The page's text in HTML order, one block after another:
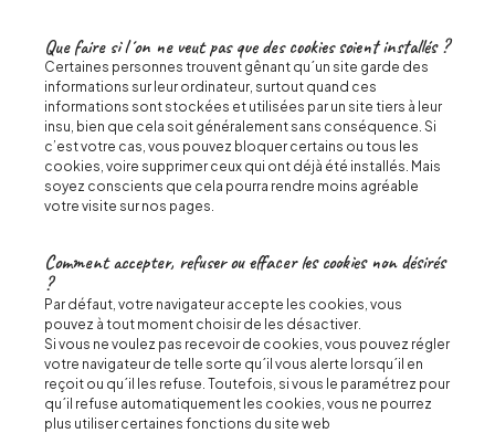
Que faire si l´on ne veut pas que des cookies soient installés ?
Certaines personnes trouvent gênant qu´un site garde des
informations sur leur ordinateur, surtout quand ces
informations sont stockées et utilisées par un site tiers à leur
insu, bien que cela soit généralement sans conséquence. Si
c’est votre cas, vous pouvez bloquer certains ou tous les
cookies, voire supprimer ceux qui ont déjà été installés. Mais
soyez conscients que cela pourra rendre moins agréable
votre visite sur nos pages.
Comment accepter, refuser ou effacer les cookies non désirés
?
Par défaut, votre navigateur accepte les cookies, vous
pouvez à tout moment choisir de les désactiver.
Si vous ne voulez pas recevoir de cookies, vous pouvez régler
votre navigateur de telle sorte qu´il vous alerte lorsqu´il en
reçoit ou qu´il les refuse. Toutefois, si vous le paramétrez pour
qu´il refuse automatiquement les cookies, vous ne pourrez
plus utiliser certaines fonctions du site web